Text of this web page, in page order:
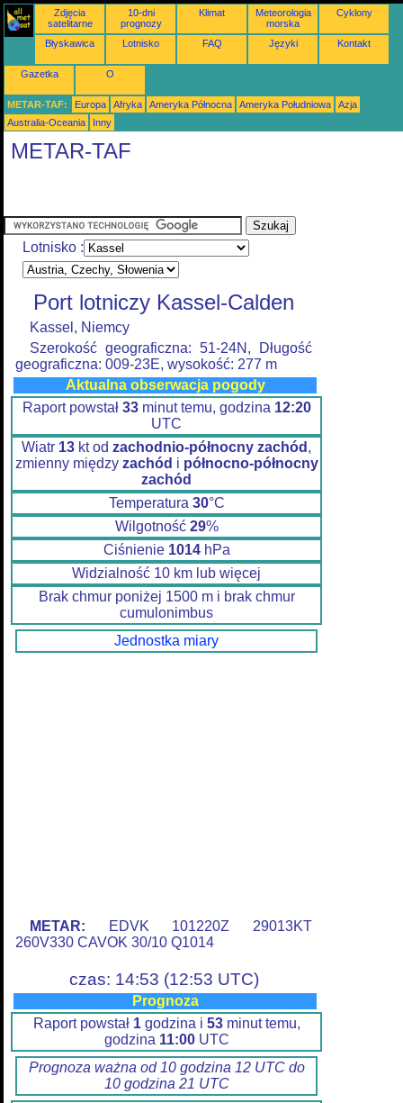
Zdjęcia
satelitarne
10-dni
prognozy
Klimat
Meteorologia
morska
Cyklony
Błyskawica Lotnisko FAQ Języki Kontakt
Gazetka O
METAR-TAF: Europa Afryka Ameryka Północna Ameryka Południowa
Azja
Australia-Oceania
Inny
METAR-TAF
Lotnisko :
Port lotniczy Kassel-Calden
Kassel, Niemcy
Szerokość geograficzna: 51-24N, Długość
geograficzna: 009-23E, wysokość: 277 m
Aktualna obserwacja pogody
Raport powstał 33minut temu, godzina 12:20
UTC
Wiatr 13 kt od zachodnio-północny zachód ,
zmienny między zachód i północno-północny
zachód
Temperatura 30°C
Wilgotność 29%
Ciśnienie 1014hPa
Widzialność 10 km lub więcej
Brak chmur poniżej 1500 m i brak chmur
cumulonimbus
Jednostka miary
METAR: EDVK 101220Z 29013KT
260V330 CAVOK 30/10 Q1014
czas: 14:53 (12:53 UTC)
Prognoza
Raport powstał 1godzina i 53minut temu,
godzina 11:00UTC
Prognoza ważna od 10 godzina 12 UTC do
10 godzina 21 UTC